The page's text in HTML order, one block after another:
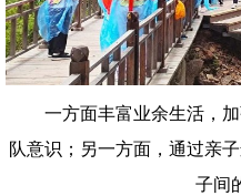
一方面丰富业余生活，
队意识；另一方面，通过亲
子间